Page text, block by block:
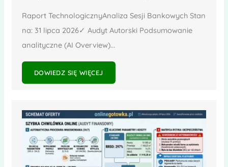
Raport TechnologicznyAnaliza Sesji Bankowych Stan
na: 31 lipca 2026✓ Audyt Autorski Podsumowanie
analityczne (AI Overview)...
DOWIEDZ SIĘ WIĘCEJ